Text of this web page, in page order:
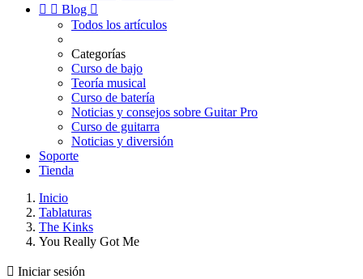
  Blog 
Todos los artículos
Categorías
Curso de bajo
Teoría musical
Curso de batería
Noticias y consejos sobre Guitar Pro
Curso de guitarra
Noticias y diversión
Soporte
Tienda
Inicio
Tablaturas
The Kinks
You Really Got Me
 Iniciar sesión